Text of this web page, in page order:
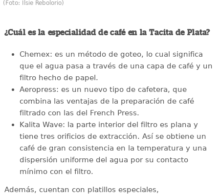
(Foto: Ilsie Rebolorio)
¿Cuál es la especialidad de café en la Tacita de Plata?
Chemex: es un método de goteo, lo cual significa
que el agua pasa a través de una capa de café y un
filtro hecho de papel.
Aeropress: es un nuevo tipo de cafetera, que
combina las ventajas de la preparación de café
filtrado con las del French Press.
Kalita Wave: la parte interior del filtro es plana y
tiene tres orificios de extracción. Así se obtiene un
café de gran consistencia en la temperatura y una
dispersión uniforme del agua por su contacto
mínimo con el filtro.
Además, cuentan con platillos especiales,